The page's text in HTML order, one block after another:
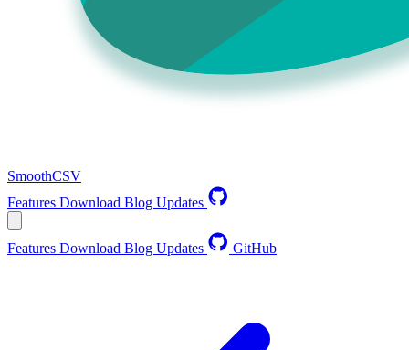
SmoothCSV
Features Download Blog Updates
Features Download Blog Updates GitHub